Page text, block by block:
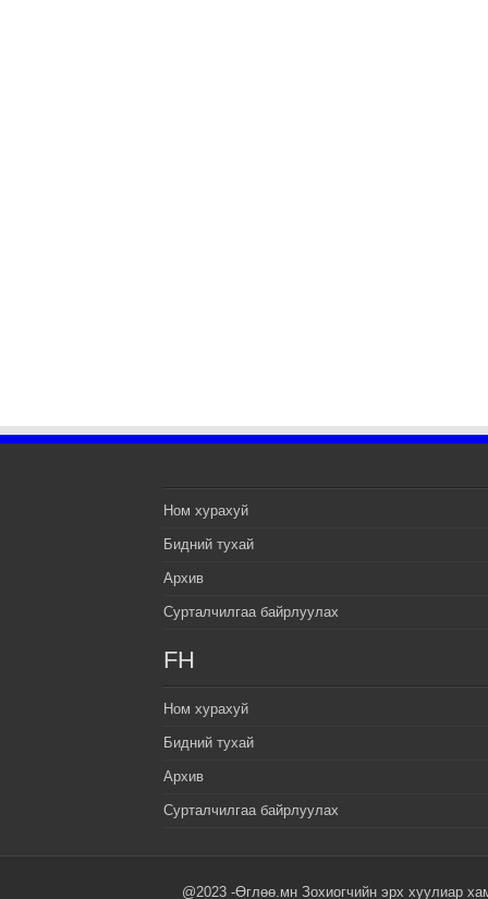
Ном хурахуй
Бидний тухай
Архив
Сурталчилгаа байрлуулах
FH
Ном хурахуй
Бидний тухай
Архив
Сурталчилгаа байрлуулах
@2023 -Өглөө.мн Зохиогчийн эрх хуулиар